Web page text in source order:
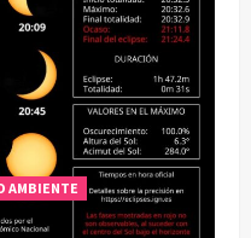
AMBIENTE